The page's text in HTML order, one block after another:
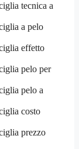
tecnica a
a pelo
effetto
pelo per
pelo a
costo
prezzo